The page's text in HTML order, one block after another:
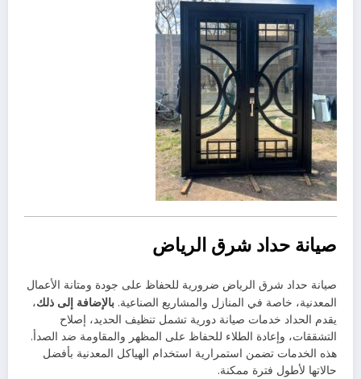
صيانة حداد شرق الرياض
صيانة حداد شرق الرياض ضرورية للحفاظ على جودة ومتانة الأعمال
المعدنية، خاصة في المنازل والمشاريع الصناعية. بالإضافة إلى ذلك،
يقدم الحداد خدمات صيانة دورية تشمل تنظيف الحديد، إصلاح
التشققات، وإعادة الطلاء للحفاظ على المظهر والمقاومة ضد الصدأ.
هذه الخدمات تضمن استمرارية استخدام الهياكل المعدنية بأفضل
حالاتها لأطول فترة ممكنة.